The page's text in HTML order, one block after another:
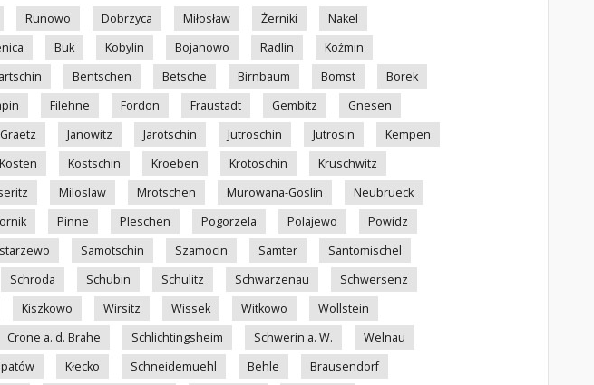
Runowo Dobrzyca Miłosław Żerniki
Nakel
Buk Kobylin Bojanowo Radlin
Koźmin
Bentschen Betsche Birnbaum Bomst
Borek
Filehne Fordon Fraustadt Gembitz
Gnesen
Graetz Janowitz Jarotschin Jutroschin Jutrosin
Kempen
Kosten Kostschin Kroeben Krotoschin
Kruschwitz
Miloslaw Mrotschen Murowana-Goslin
Neubrueck
Pinne Pleschen Pogorzela Polajewo
Powidz
Samotschin Szamocin Samter
Santomischel
Schroda Schubin Schulitz Schwarzenau
Schwersenz
Kiszkowo Wirsitz Wissek Witkowo
Wollstein
Crone a. d. Brahe Schlichtingsheim Schwerin a. W.
Welnau
Kłecko Schneidemuehl Behle
Brausendorf